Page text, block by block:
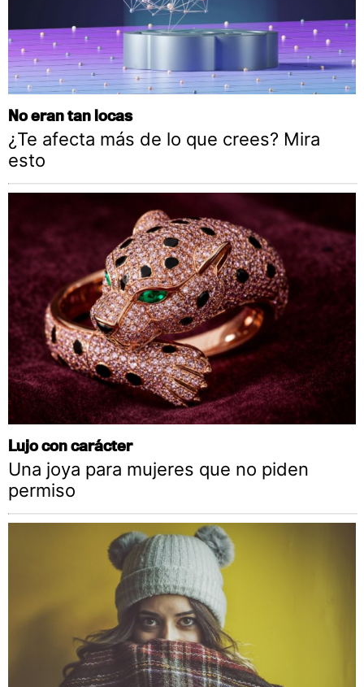
No eran tan locas
¿Te afecta más de lo que crees? Mira
esto
Lujo con carácter
Una joya para mujeres que no piden
permiso